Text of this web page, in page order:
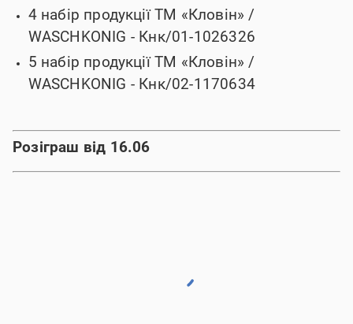
4 набір продукції ТМ «Кловін» /
WASCHKONIG - Кнк/01-1026326
5 набір продукції ТМ «Кловін» /
WASCHKONIG - Кнк/02-1170634
Розіграш від 16.06